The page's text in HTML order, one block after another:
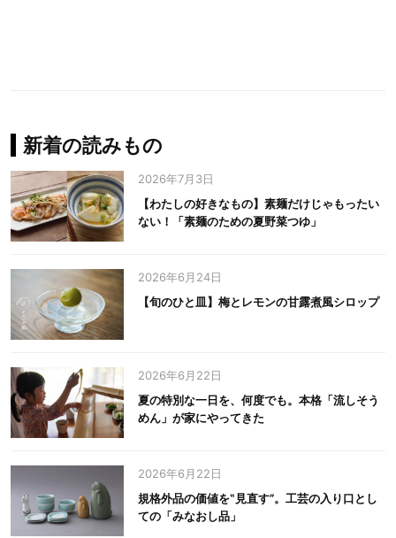
新着の読みもの
2026年7月3日
【わたしの好きなもの】素麺だけじゃもったい
ない！「素麺のための夏野菜つゆ」
2026年6月24日
【旬のひと皿】梅とレモンの甘露煮風シロップ
2026年6月22日
夏の特別な一日を、何度でも。本格「流しそう
めん」が家にやってきた
2026年6月22日
規格外品の価値を‟見直す”。工芸の入り口とし
ての「みなおし品」